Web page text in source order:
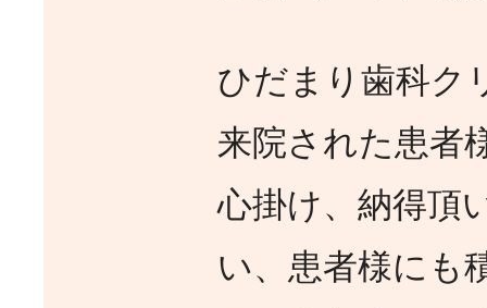
ひだまり歯科ク
来院された患者
心掛け、納得頂
い、患者様にも